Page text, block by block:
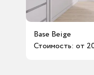
Base Beige
Стоимость: от